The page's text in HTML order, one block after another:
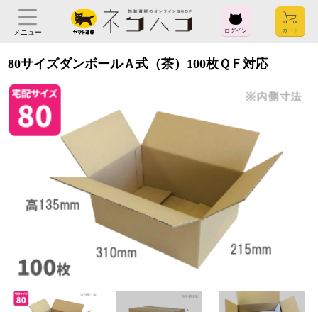
メニュー ログイン
ログイン 購入履歴
お問い合わせ
ご利用ガイド
よくある質問
ヤマト運輸株式会社
〒104-8125
東京都中央区銀座2-16-10
80サイズダンボールＡ式（茶）100枚ＱＦ対応